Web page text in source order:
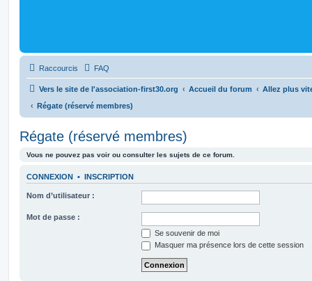
Raccourcis FAQ
Vers le site de l'association-first30.org Accueil du forum
Allez plus
Régate (réservé membres)
Régate (réservé membres)
Vous ne pouvez pas voir ou consulter les sujets de ce forum.
CONNEXION • INSCRIPTION
Nom d’utilisateur :
Mot de passe :
Se souvenir de moi
Masquer ma présence lors de cette session